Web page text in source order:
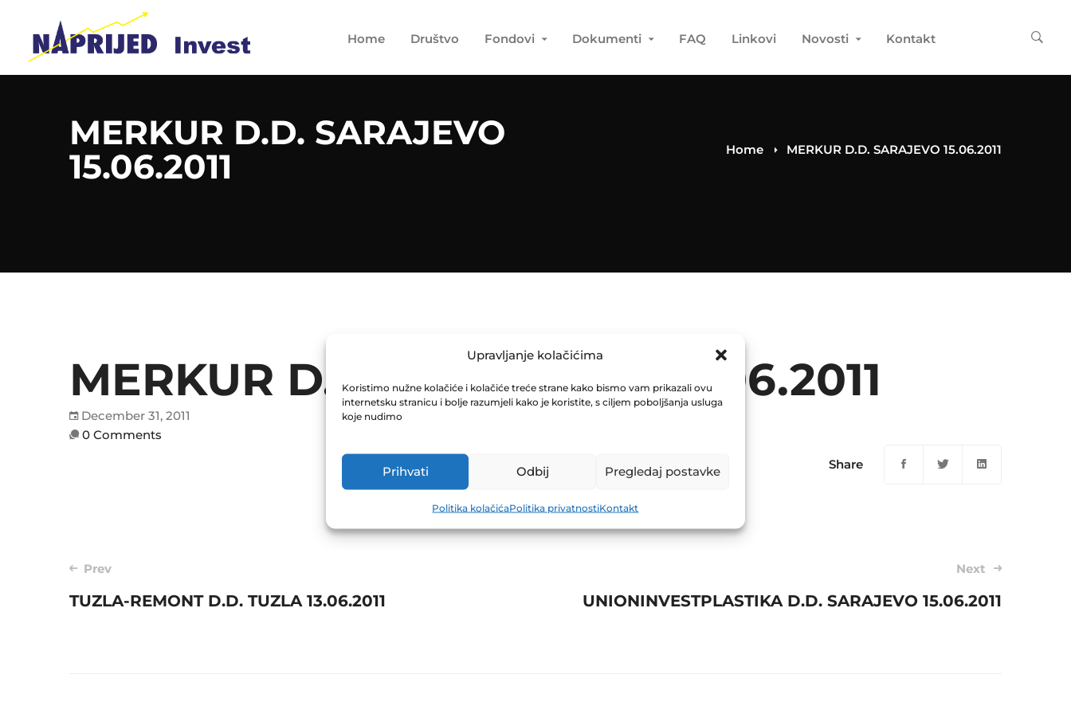
Upravljanje kolačićima
Koristimo nužne kolačiće i kolačiće treće strane kako bismo vam prikazali ovu
internetsku stranicu i bolje razumjeli kako je koristite, s ciljem poboljšanja usluga
koje nudimo
Prihvati Odbij Pregledaj postavke
Politika kolačićaPolitika privatnostiKontakt
Home Društvo Fondovi Dokumenti FAQ Linkovi Novosti Kontakt
MERKUR D.D. SARAJEVO
15.06.2011
Home MERKUR D.D. SARAJEVO 15.06.2011
MERKUR D.D. SARAJEVO 15.06.2011
December 31, 2011
0 Comments
Share
Post
navigation
Prev
TUZLA-REMONT D.D. TUZLA 13.06.2011
Next
UNIONINVESTPLASTIKA D.D. SARAJEVO 15.06.2011